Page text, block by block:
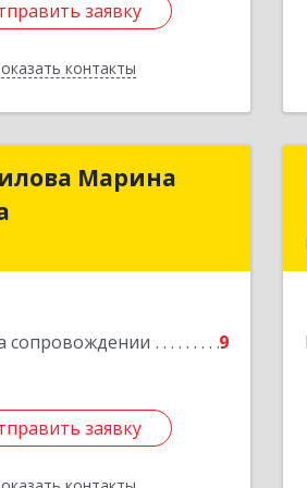
заявку
контакты
заявку
Назад
Марина
сопровождении 9
заявку
Марина
заявку